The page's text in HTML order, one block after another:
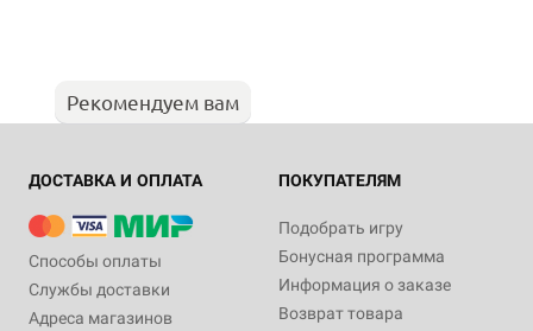
Рекомендуем вам
ДОСТАВКА И ОПЛАТА
Способы оплаты
Службы доставки
Адреса магазинов
ПОКУПАТЕЛЯМ
Подобрать игру
Бонусная программа
Информация о заказе
Возврат товара